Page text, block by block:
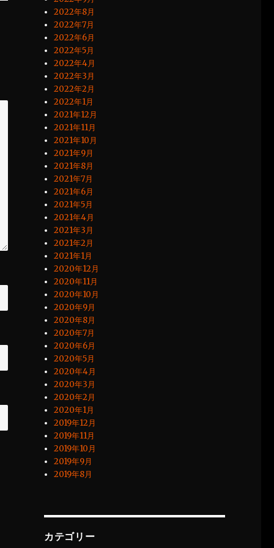
2022年8月
2022年7月
2022年6月
2022年5月
2022年4月
2022年3月
2022年2月
2022年1月
2021年12月
2021年11月
2021年10月
2021年9月
2021年8月
2021年7月
2021年6月
2021年5月
2021年4月
2021年3月
2021年2月
2021年1月
2020年12月
2020年11月
2020年10月
2020年9月
2020年8月
2020年7月
2020年6月
2020年5月
2020年4月
2020年3月
2020年2月
2020年1月
2019年12月
2019年11月
2019年10月
2019年9月
2019年8月
カテゴリー